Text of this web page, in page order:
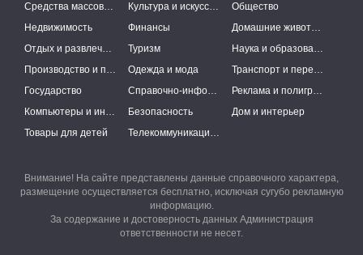
Средства массовой информации
Культура и искусство
Общество
Недвижимость
Финансы
Домашние животные
Отдых и развлечения
Туризм
Наука и образование
Производство и поставки
Одежда и мода
Транспорт и перевозки
Государство
Справочно-информационные системы
Реклама и полиграфия
Компьютеры и интернет
Безопасность
Дом и интерьер
Товары для детей
Телекоммуникации и связь
Внимание! На сайте представлены данные справочного характера,
размещение осуществляется бесплатно, исключая сугубо рекламную
информацию.
За содержание и достоверность данных Администрация
ответственности не несет.